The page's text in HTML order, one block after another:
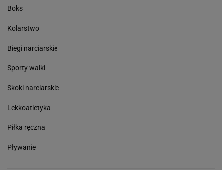
Boks
Kolarstwo
Biegi narciarskie
Sporty walki
Skoki narciarskie
Lekkoatletyka
Piłka ręczna
Pływanie